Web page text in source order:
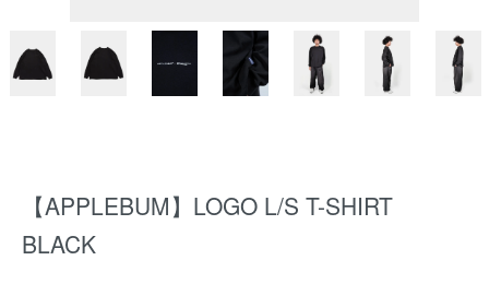
【APPLEBUM】LOGO L/S T-SHIRT
BLACK